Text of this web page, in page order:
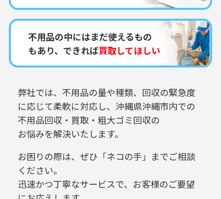
不用品の中にはまだ使えるもの
もあり、できれば買取してほしい
弊社では、不用品の量や種類、回収の緊急度
に応じて柔軟に対応し、 沖縄県沖縄市内での
不用品回収・買取・粗大ゴミ回収の
お悩みを解決いたします。
お困りの際は、ぜひ「ネコの手」までご相談
ください。
迅速かつ丁寧なサービスで、お客様のご要望